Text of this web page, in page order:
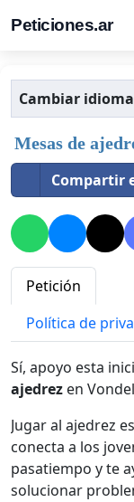
Peticiones.ar
Cambiar idioma
Mesas de
Compartir
Petición
Política de
Sí, apoyo esta
ajedrez en
Jugar al ajedrez
conecta a los
pasatiempo y te
solucionar